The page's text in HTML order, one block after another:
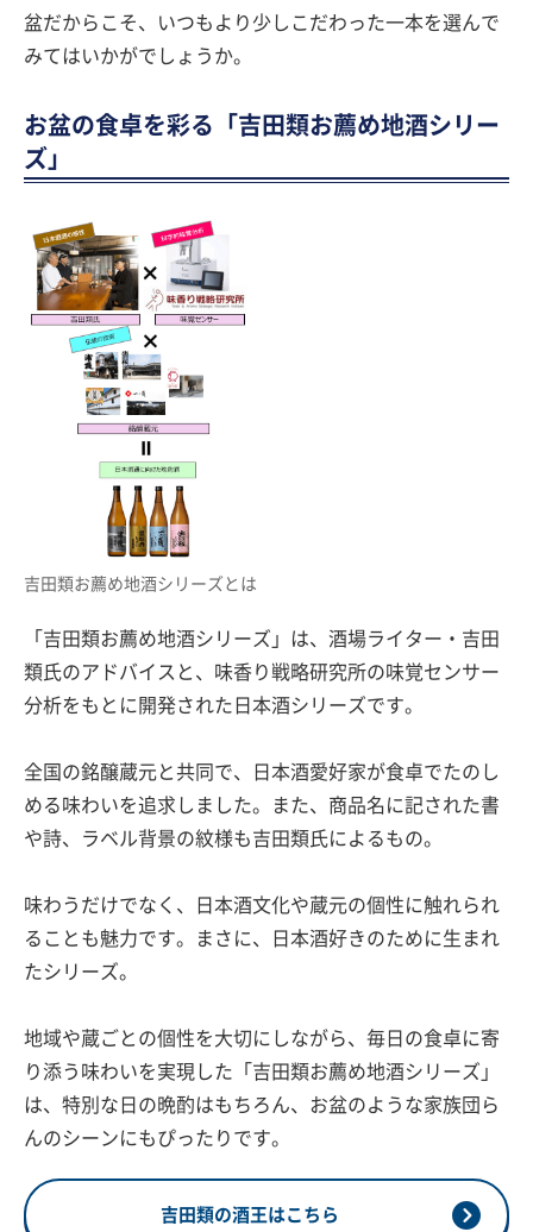
盆だからこそ、いつもより少しこだわった一本を選んで
みてはいかがでしょうか。
お盆の食卓を彩る「吉田類お薦め地酒シリー
ズ」
吉田類お薦め地酒シリーズとは
「吉田類お薦め地酒シリーズ」は、酒場ライター・吉田
類氏のアドバイスと、味香り戦略研究所の味覚センサー
分析をもとに開発された日本酒シリーズです。
全国の銘醸蔵元と共同で、日本酒愛好家が食卓でたのし
める味わいを追求しました。また、商品名に記された書
や詩、ラベル背景の紋様も吉田類氏によるもの。
味わうだけでなく、日本酒文化や蔵元の個性に触れられ
ることも魅力です。まさに、日本酒好きのために生まれ
たシリーズ。
地域や蔵ごとの個性を大切にしながら、毎日の食卓に寄
り添う味わいを実現した「吉田類お薦め地酒シリーズ」
は、特別な日の晩酌はもちろん、お盆のような家族団ら
んのシーンにもぴったりです。
吉田類の酒王はこちら